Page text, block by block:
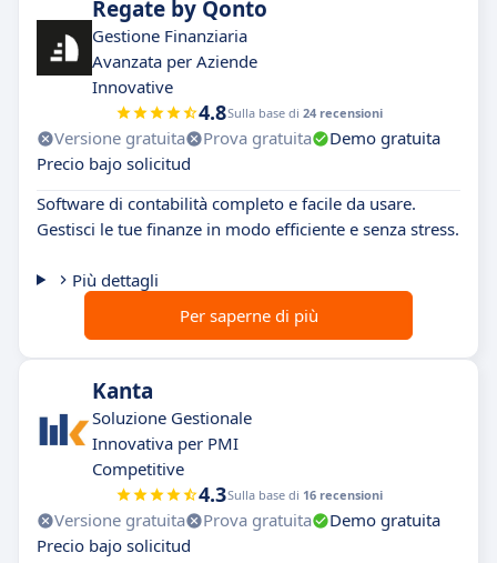
Regate by Qonto
Gestione Finanziaria
Avanzata per Aziende
Innovative
4.8Sulla base di 24 recensioni
Versione gratuita Prova gratuita
Demo gratuita
Precio bajo solicitud
Software di contabilità completo e facile da usare.
Gestisci le tue finanze in modo efficiente e senza stress.
Più dettagli
Per saperne di più
Kanta
Soluzione Gestionale
Innovativa per PMI
Competitive
4.3Sulla base di 16 recensioni
Versione gratuita Prova gratuita
Demo gratuita
Precio bajo solicitud